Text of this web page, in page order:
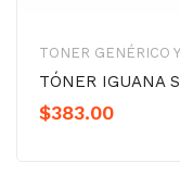
TONER GENÉRICO
TÓNER IGUANA
$383.00